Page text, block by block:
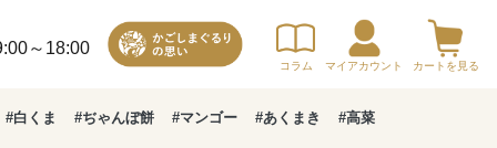
～18:00
コラム マイアカウント カートを見る
#白くま #ぢゃんぼ餅 #マンゴー #あくまき #高菜